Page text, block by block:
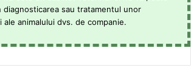
sau tratamentul unor
ale animalului dvs. de companie.